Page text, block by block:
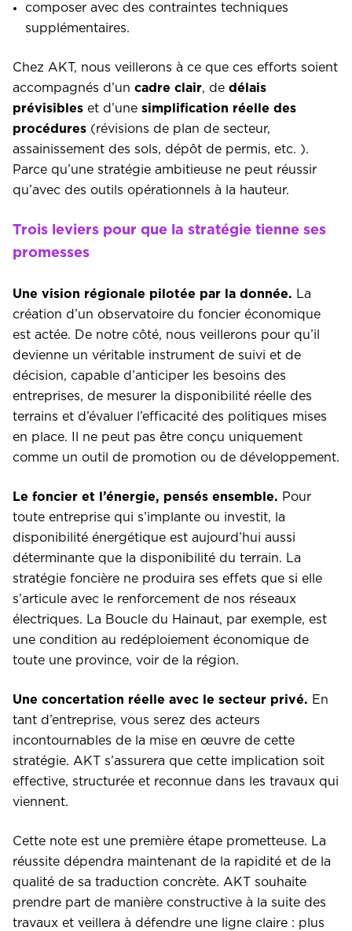
composer avec des contraintes techniques
supplémentaires.
Chez AKT, nous veillerons à ce que ces efforts soient
accompagnés d’un cadre clair, de délais
prévisibles et d’une simplification réelle des
procédures (révisions de plan de secteur,
assainissement des sols, dépôt de permis, etc. ).
Parce qu’une stratégie ambitieuse ne peut réussir
qu’avec des outils opérationnels à la hauteur.
Trois leviers pour que la stratégie tienne ses
promesses
Une vision régionale pilotée par la donnée. La
création d’un observatoire du foncier économique
est actée. De notre côté, nous veillerons pour qu’il
devienne un véritable instrument de suivi et de
décision, capable d’anticiper les besoins des
entreprises, de mesurer la disponibilité réelle des
terrains et d’évaluer l’efficacité des politiques mises
en place. Il ne peut pas être conçu uniquement
comme un outil de promotion ou de développement.
Le foncier et l’énergie, pensés ensemble. Pour
toute entreprise qui s’implante ou investit, la
disponibilité énergétique est aujourd’hui aussi
déterminante que la disponibilité du terrain. La
stratégie foncière ne produira ses effets que si elle
s’articule avec le renforcement de nos réseaux
électriques. La Boucle du Hainaut, par exemple, est
une condition au redéploiement économique de
toute une province, voir de la région.
Une concertation réelle avec le secteur privé. En
tant d’entreprise, vous serez des acteurs
incontournables de la mise en œuvre de cette
stratégie. AKT s’assurera que cette implication soit
effective, structurée et reconnue dans les travaux qui
viennent.
Cette note est une première étape prometteuse. La
réussite dépendra maintenant de la rapidité et de la
qualité de sa traduction concrète. AKT souhaite
prendre part de manière constructive à la suite des
travaux et veillera à défendre une ligne claire : plus